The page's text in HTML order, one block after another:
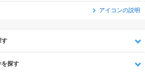
アイコンの説明
す
を探す